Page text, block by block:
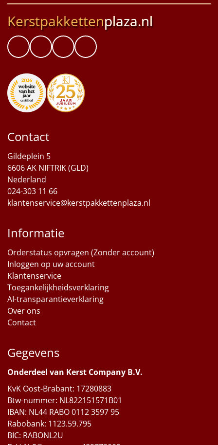
Kerstpakkettenplaza.nl
Contact
Gildeplein 5
6606 AK NIFTRIK (GLD)
Nederland
024-303 11 66
klantenservice@kerstpakkettenplaza.nl
Informatie
Orderstatus opvragen (Zonder account)
Inloggen op uw account
Klantenservice
Toegankelijkheidsverklaring
AI-transparantieverklaring
Over ons
Contact
Gegevens
Onderdeel van Kerst Company B.V.
KvK Oost-Brabant: 17280883
Btw-nummer: NL822151571B01
IBAN: NL44 RABO 0112 3597 95
Rabobank: 1123.59.795
BIC: RABONL2U